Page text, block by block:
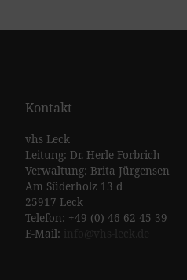
Kontakt
vhs Leck
Leitung: Dr. Herle Forbrich
Verwaltung: Brita Jürgensen
Am Süderholz 13 d
25917 Leck
Telefon: +49 (0) 46 62 45 39
E-Mail: